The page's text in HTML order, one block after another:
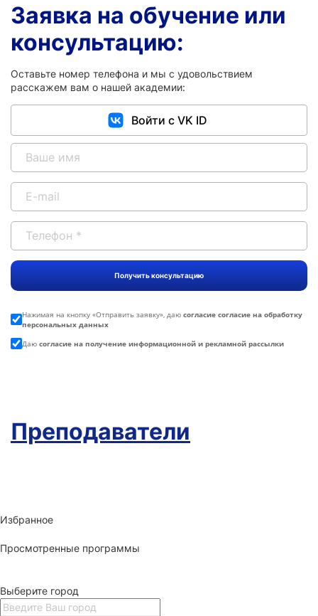
Заявка на обучение или
консультацию:
Оставьте номер телефона и мы с удовольствием
расскажем вам о нашей академии:
Войти с VK ID
Нажимая на кнопку «Отправить заявку», даю согласие согласие на обработку
персональных данных
Даю согласие на получение информационной и рекламной рассылки
Преподаватели
Избранное
Просмотренные программы
Выберите город